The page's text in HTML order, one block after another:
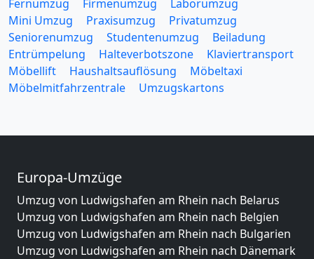
Fernumzug
Firmenumzug
Laborumzug
Mini Umzug
Praxisumzug
Privatumzug
Seniorenumzug
Studentenumzug
Beiladung
Entrümpelung
Halteverbotszone
Klaviertransport
Möbellift
Haushaltsauflösung
Möbeltaxi
Möbelmitfahrzentrale
Umzugskartons
Europa-Umzüge
Umzug von Ludwigshafen am Rhein nach Belarus
Umzug von Ludwigshafen am Rhein nach Belgien
Umzug von Ludwigshafen am Rhein nach Bulgarien
Umzug von Ludwigshafen am Rhein nach Dänemark